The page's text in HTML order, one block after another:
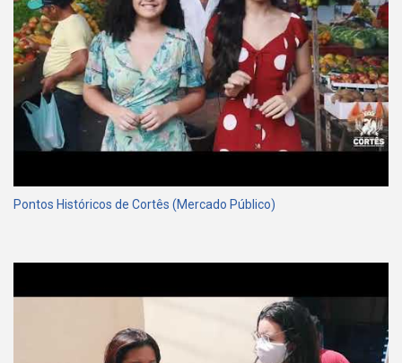
Pontos Históricos de Cortês (Mercado Público)